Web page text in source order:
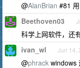
@AlanBrian #81
Beethoven03
科学上网软件，还
ivan_wl Jun 14,
@phrack windows